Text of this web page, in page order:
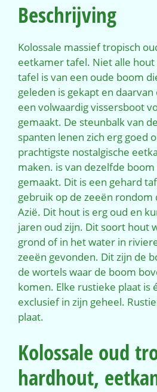
Beschrijving
Kolossale massief tropisch
eetkamer tafel. Niet alle hout
tafel is van een oude boom
geleden is gekapt en
een volwaardig vissersboot
gemaakt. De steunbalk van
spanten lenen zich erg goed
prachtigste nostalgische
maken. is van dezelfde
gemaakt. Dit is een gehard
gebruik op de zeeën rondom
Azië. Dit hout is erg oud en
jaren oud zijn. Dit soort hout
grond of in het water in
zeeën gevonden. Dit zijn de
de wortels waar de boom
komen. Elke rustieke plaat is
exclusief in zijn geheel.
plaat.
Kolossale oud
hardhout,